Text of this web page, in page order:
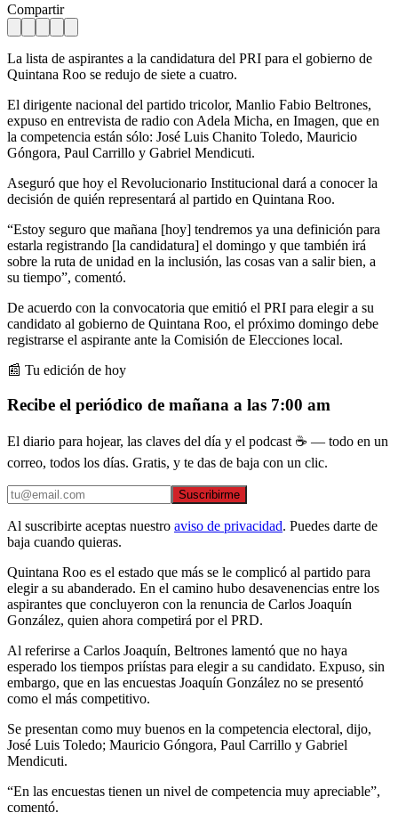
Compartir
La lista de aspirantes a la candidatura del PRI para el gobierno de
Quintana Roo se redujo de siete a cuatro.
El dirigente nacional del partido tricolor, Manlio Fabio Beltrones,
expuso en entrevista de radio con Adela Micha, en Imagen, que en
la competencia están sólo: José Luis Chanito Toledo, Mauricio
Góngora, Paul Carrillo y Gabriel Mendicuti.
Aseguró que hoy el Revolucionario Institucional dará a conocer la
decisión de quién representará al partido en Quintana Roo.
“Estoy seguro que mañana [hoy] tendremos ya una definición para
estarla registrando [la candidatura] el domingo y que también irá
sobre la ruta de unidad en la inclusión, las cosas van a salir bien, a
su tiempo”, comentó.
De acuerdo con la convocatoria que emitió el PRI para elegir a su
candidato al gobierno de Quintana Roo, el próximo domingo debe
registrarse el aspirante ante la Comisión de Elecciones local.
📰 Tu edición de hoy
Recibe el periódico de mañana a las 7:00 am
El diario para hojear, las claves del día y el podcast ☕ — todo en un
correo, todos los días. Gratis, y te das de baja con un clic.
Suscribirme
Al suscribirte aceptas nuestro aviso de privacidad. Puedes darte de
baja cuando quieras.
Quintana Roo es el estado que más se le complicó al partido para
elegir a su abanderado. En el camino hubo desavenencias entre los
aspirantes que concluyeron con la renuncia de Carlos Joaquín
González, quien ahora competirá por el PRD.
Al referirse a Carlos Joaquín, Beltrones lamentó que no haya
esperado los tiempos priístas para elegir a su candidato. Expuso, sin
embargo, que en las encuestas Joaquín González no se presentó
como el más competitivo.
Se presentan como muy buenos en la competencia electoral, dijo,
José Luis Toledo; Mauricio Góngora, Paul Carrillo y Gabriel
Mendicuti.
“En las encuestas tienen un nivel de competencia muy apreciable”,
comentó.